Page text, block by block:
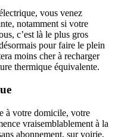
vous venez
notamment si votre
c’est là le plus gros
pour faire le plein
moins cher à recharger
thermique équivalente.
à votre domicile, votre
vraisemblablement à la
abonnement, sur voirie,